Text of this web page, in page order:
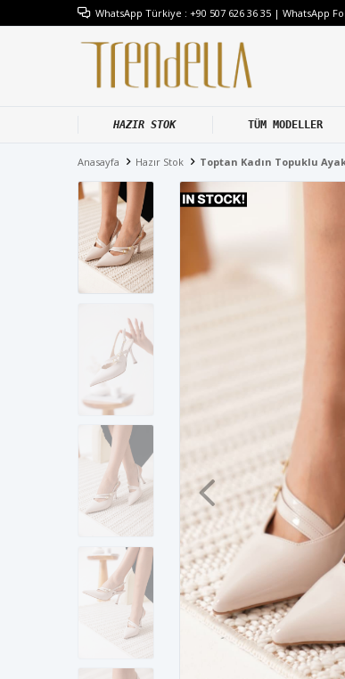
WhatsApp Türkiye : +90 507 626 36 35 | WhatsApp
HAZIR STOK TÜM MODELLER
Anasayfa Hazır Stok Toptan Kadın Topuklu